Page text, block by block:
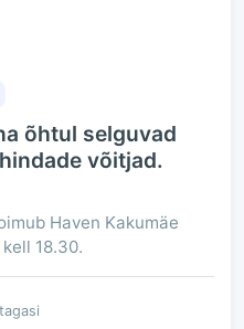
õhtul selguvad
võitjad.
Haven Kakumäe
18.30.